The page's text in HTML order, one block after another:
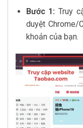
Bước 1: Truy
duyệt Chrome/
khoản của bạn.